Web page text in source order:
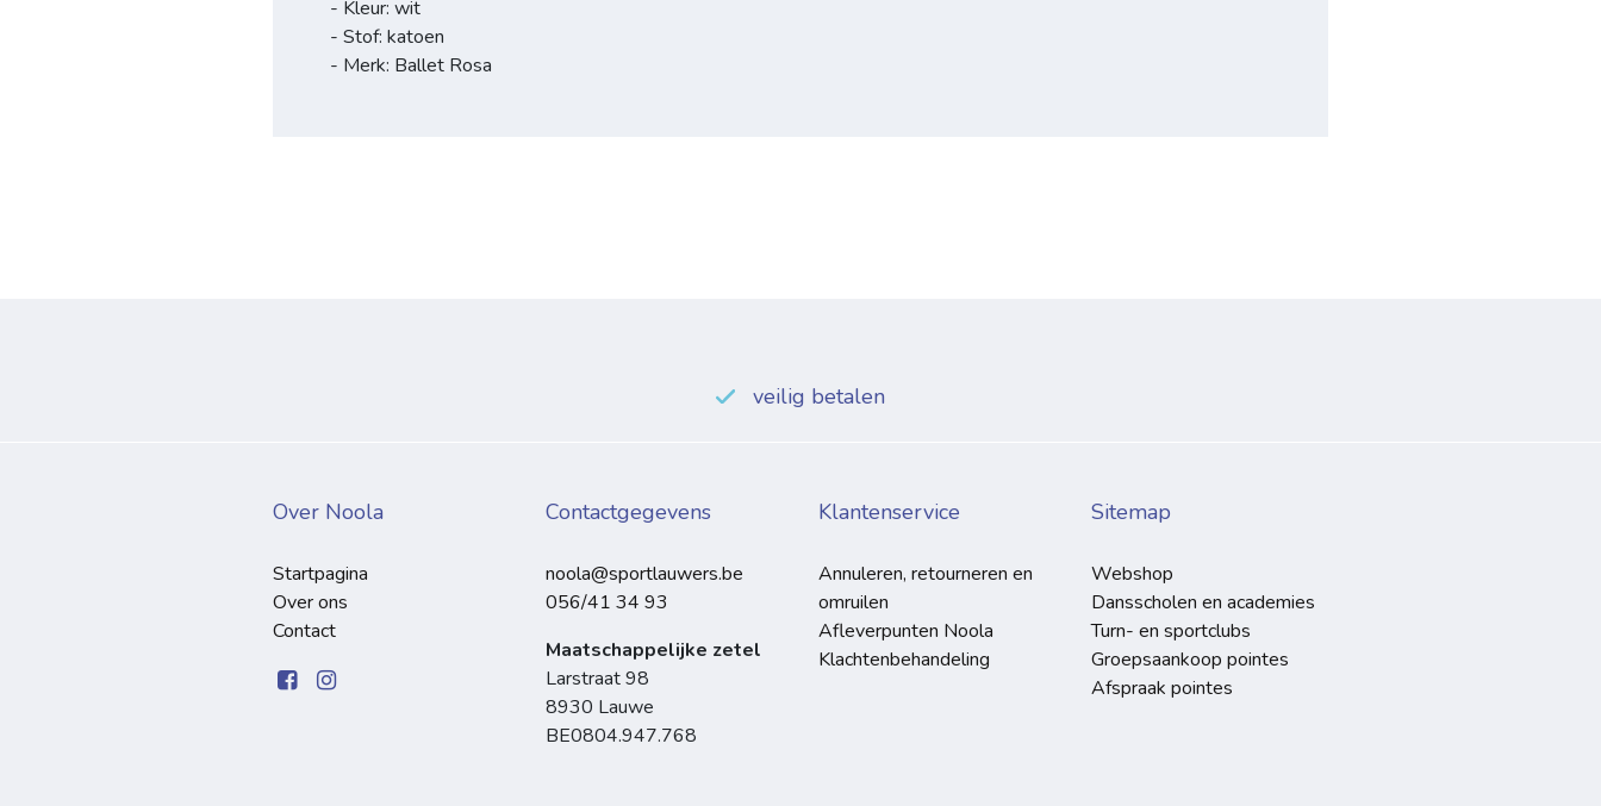
- Kleur: wit
- Stof: katoen
- Merk: Ballet Rosa
veilig betalen
Over Noola
Startpagina
Over ons
Contact
Contactgegevens
noola@sportlauwers.be
056/41 34 93
Maatschappelijke zetel
Larstraat 98
8930 Lauwe
BE0804.947.768
Klantenservice
Annuleren, retourneren en
omruilen
Afleverpunten Noola
Klachtenbehandeling
Sitemap
Webshop
Dansscholen en academies
Turn- en sportclubs
Groepsaankoop pointes
Afspraak pointes